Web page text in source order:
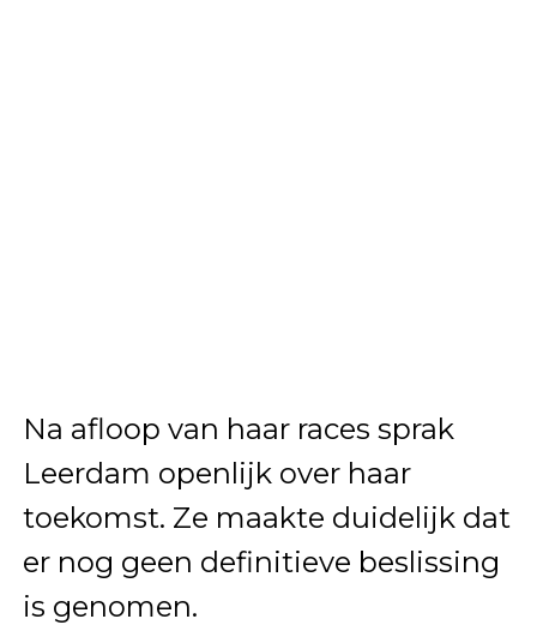
Na afloop van haar races sprak
Leerdam openlijk over haar
toekomst. Ze maakte duidelijk dat
er nog geen definitieve beslissing
is genomen.